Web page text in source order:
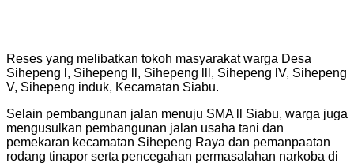
Reses yang melibatkan tokoh masyarakat warga Desa
Sihepeng l, Sihepeng ll, Sihepeng lll, Sihepeng lV, Sihepeng
V, Sihepeng induk, Kecamatan Siabu.
Selain pembangunan jalan menuju SMA ll Siabu, warga juga
mengusulkan pembangunan jalan usaha tani dan
pemekaran kecamatan Sihepeng Raya dan pemanpaatan
rodang tinapor serta pencegahan permasalahan narkoba di